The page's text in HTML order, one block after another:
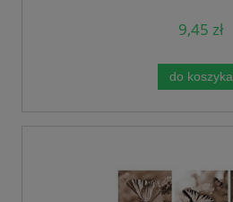
9,45 zł
do koszyka